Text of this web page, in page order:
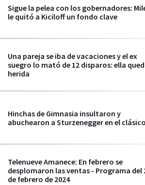
Sigue la pelea con los gobernadores:
le quitó a Kiciloff un fondo clave
Una pareja se iba de vacaciones y el ex
suegro lo mató de 12 disparos: ella
herida
Hinchas de Gimnasia insultaron y
abuchearon a Sturzenegger en el clásico
Telenueve Amanece: En febrero se
desplomaron las ventas - Programa del
de febrero de 2024